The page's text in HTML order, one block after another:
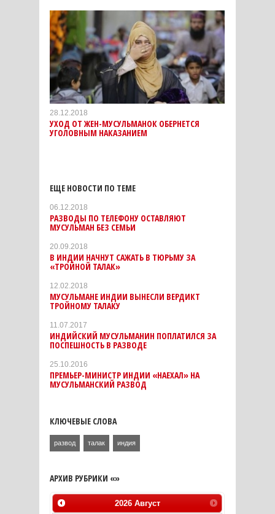
28.12.2018
УХОД ОТ ЖЕН-МУСУЛЬМАНОК ОБЕРНЕТСЯ
УГОЛОВНЫМ НАКАЗАНИЕМ
ЕЩЕ НОВОСТИ ПО ТЕМЕ
06.12.2018
РАЗВОДЫ ПО ТЕЛЕФОНУ ОСТАВЛЯЮТ
МУСУЛЬМАН БЕЗ СЕМЬИ
20.09.2018
В ИНДИИ НАЧНУТ САЖАТЬ В ТЮРЬМУ ЗА
«ТРОЙНОЙ ТАЛАК»
12.02.2018
МУСУЛЬМАНЕ ИНДИИ ВЫНЕСЛИ ВЕРДИКТ
ТРОЙНОМУ ТАЛАКУ
11.07.2017
ИНДИЙСКИЙ МУСУЛЬМАНИН ПОПЛАТИЛСЯ ЗА
ПОСПЕШНОСТЬ В РАЗВОДЕ
25.10.2016
ПРЕМЬЕР-МИНИСТР ИНДИИ «НАЕХАЛ» НА
МУСУЛЬМАНСКИЙ РАЗВОД
КЛЮЧЕВЫЕ СЛОВА
развод талак индия
АРХИВ РУБРИКИ «»
2026 Август